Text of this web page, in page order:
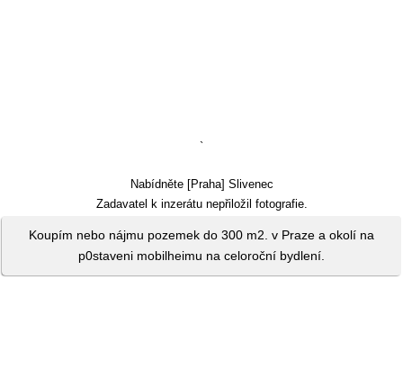
`
Nabídněte [Praha] Slivenec
Zadavatel k inzerátu nepřiložil fotografie.
Koupím nebo nájmu pozemek do 300 m2. v Praze a okolí na
p0staveni mobilheimu na celoroční bydlení.